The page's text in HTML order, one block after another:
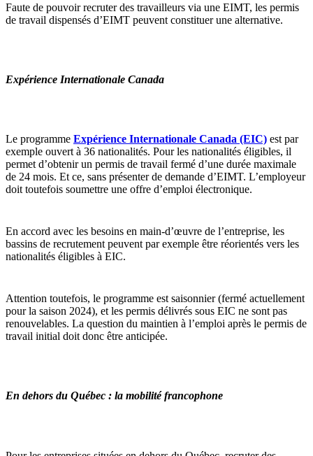
Faute de pouvoir recruter des travailleurs via une EIMT, les permis
de travail dispensés d’EIMT peuvent constituer une alternative.
Expérience Internationale Canada
Le programme Expérience Internationale Canada (EIC) est par
exemple ouvert à 36 nationalités. Pour les nationalités éligibles, il
permet d’obtenir un permis de travail fermé d’une durée maximale
de 24 mois. Et ce, sans présenter de demande d’EIMT. L’employeur
doit toutefois soumettre une offre d’emploi électronique.
En accord avec les besoins en main-d’œuvre de l’entreprise, les
bassins de recrutement peuvent par exemple être réorientés vers les
nationalités éligibles à EIC.
Attention toutefois, le programme est saisonnier (fermé actuellement
pour la saison 2024), et les permis délivrés sous EIC ne sont pas
renouvelables. La question du maintien à l’emploi après le permis de
travail initial doit donc être anticipée.
En dehors du Québec : la mobilité francophone